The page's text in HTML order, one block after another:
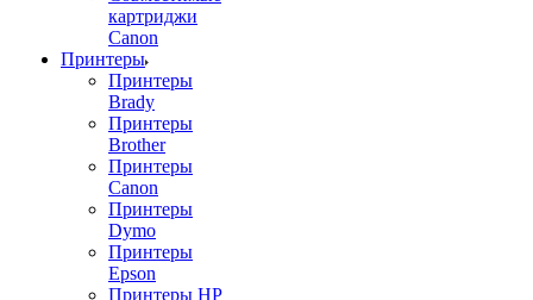
картриджи
Canon
Принтеры
Принтеры
Brady
Принтеры
Brother
Принтеры
Canon
Принтеры
Dymo
Принтеры
Epson
Принтеры HP